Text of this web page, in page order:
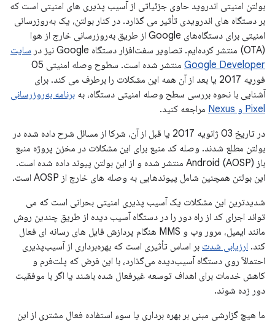
بولتن امنیتی اندروید حاوی جزئیاتی از آسیب پذیری های امنیتی است که
بر دستگاه های اندرویدی تأثیر می گذارد. در کنار بولتن، یک به‌روزرسانی
امنیتی برای دستگاه‌های Google از طریق به‌روزرسانی خارج از هوا
(OTA) منتشر کرده‌ایم. تصاویر سفت‌افزار دستگاه Google نیز در
سایت
Google Developer
منتشر شده است. سطوح وصله امنیتی 05
فوریه 2017 یا بعد از آن همه این مشکلات را برطرف می کند. برای
آشنایی با نحوه بررسی سطح وصله امنیتی دستگاه، به برنامه به‌روزرسانی
Pixel و Nexus
مراجعه کنید.
در تاریخ 03 ژانویه 2017 یا قبل از آن، شرکا از مسائل شرح داده شده در
بولتن مطلع شدند. وصله کد منبع برای این مشکلات در مخزن پروژه منبع
باز Android (AOSP) منتشر شده و از این بولتن پیوند داده شده است.
این بولتن همچنین شامل پیوندهایی به وصله های خارج از AOSP است.
شدیدترین این مشکلات یک آسیب پذیری امنیتی بحرانی است که می
تواند اجرای کد از راه دور را در دستگاه آسیب دیده از طریق چندین روش
مانند ایمیل، مرور وب و MMS هنگام پردازش فایل های رسانه ای فعال
کند. ارزیابی شدت بر اساس تأثیری است که بهره‌برداری از آسیب‌پذیری
احتمالاً روی دستگاه آسیب‌دیده می‌گذارد، با این فرض که پلت‌فرم و
کاهش خدمات برای اهداف توسعه غیرفعال شده باشند یا اگر با موفقیت
دور زده شوند.
ما هیچ گزارشی مبنی بر بهره برداری یا سوء استفاده فعال مشتری از این